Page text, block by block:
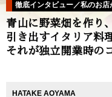
徹底インタビュー／私のお
青山に野菜畑を作り
引き出すイタリア料
それが独立開業時の
HATAKE AOYAMA